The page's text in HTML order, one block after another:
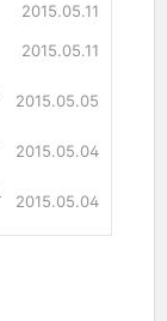
2015.05.11
2015.05.11
2015.05.05
2015.05.04
2015.05.04